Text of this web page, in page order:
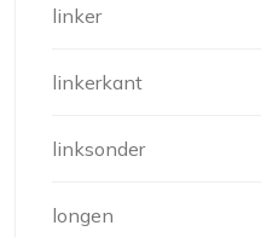
linker
linkerkant
linksonder
longen